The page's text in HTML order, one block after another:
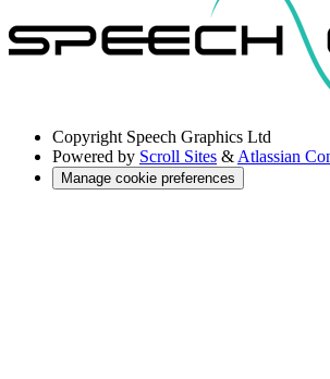
Copyright Speech Graphics Ltd
Powered by Scroll Sites & Atlassian
Manage cookie preferences